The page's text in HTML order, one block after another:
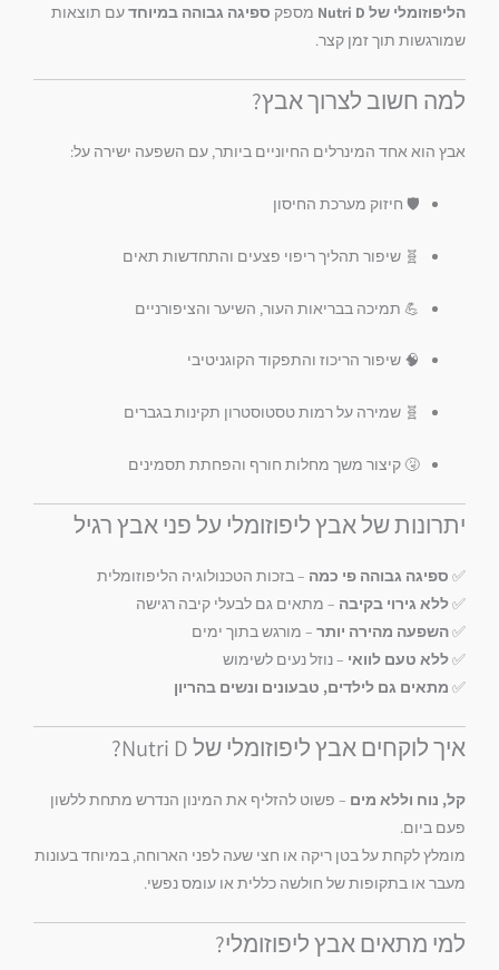
הליפוזומלי של Nutri D
מספק ספיגה גבוהה במיוחדעם תוצאות
שמורגשות תוך זמן קצר.
למה חשוב לצרוך אבץ?
אבץ הוא אחד המינרלים החיוניים ביותר, עם השפעה ישירה על:
🛡️ חיזוק מערכת החיסון
🧬 שיפור תהליך ריפוי פצעים והתחדשות תאים
💪 תמיכה בבריאות העור, השיער והציפורניים
🧠 שיפור הריכוז והתפקוד הקוגניטיבי
🧬 שמירה על רמות טסטוסטרון תקינות בגברים
🤧 קיצור משך מחלות חורף והפחתת תסמינים
יתרונות של אבץ ליפוזומלי על פני אבץ רגיל
✅ ספיגה גבוהה פי כמה – בזכות הטכנולוגיה הליפוזומלית
✅ללא גירוי בקיבה – מתאים גם לבעלי קיבה רגישה
✅השפעה מהירה יותר – מורגש בתוך ימים
✅ללא טעם לוואי – נוזל נעים לשימוש
✅ מתאים גם לילדים, טבעונים ונשים בהריון
איך לוקחים אבץ ליפוזומלי של Nutri D?
קל, נוח וללא מים – פשוט להזליף את המינון הנדרש מתחת ללשון
פעם ביום.
מומלץ לקחת על בטן ריקה או חצי שעה לפני הארוחה, במיוחד בעונות
מעבר או בתקופות של חולשה כללית או עומס נפשי.
למי מתאים אבץ ליפוזומלי?